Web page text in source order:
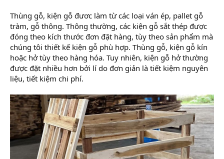
Thùng gỗ, kiện gỗ đươc làm từ các loại ván ép, pallet gỗ
tràm, gỗ thông. Thông thường, các kiện gỗ sắt thép được
đóng theo kích thước đơn đặt hàng, tùy theo sản phẩm mà
chúng tôi thiết kế kiện gỗ phù hợp. Thùng gỗ, kiện gỗ kín
hoặc hở tùy theo hàng hóa. Tuy nhiên, kiện gỗ hở thường
được đặt nhiều hơn bởi lí do đơn giản là tiết kiệm nguyên
liệu, tiết kiệm chi phí.